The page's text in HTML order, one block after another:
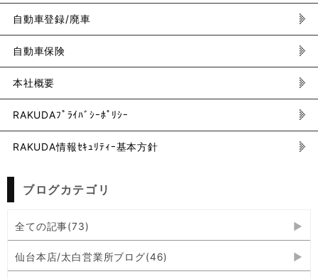
自動車登録/廃車
自動車保険
本社概要
RAKUDAﾌﾟﾗｲﾊﾞｼｰﾎﾟﾘｼｰ
RAKUDA情報ｾｷｭﾘﾃｨｰ基本方針
ブログカテゴリ
全ての記事(73)
仙台本店/太白営業所ブログ(46)